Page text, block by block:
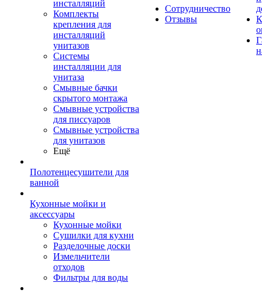
инсталляций
Комплекты
крепления для
инсталляций
унитазов
Системы
инсталляции для
унитаза
Смывные бачки
скрытого монтажа
Смывные устройства
для писсуаров
Смывные устройства
для унитазов
Ещё
Полотенцесушители для
ванной
Кухонные мойки и
аксессуары
Кухонные мойки
Сушилки для кухни
Разделочные доски
Измельчители
отходов
Фильтры для воды
Сотрудничество
Отзывы